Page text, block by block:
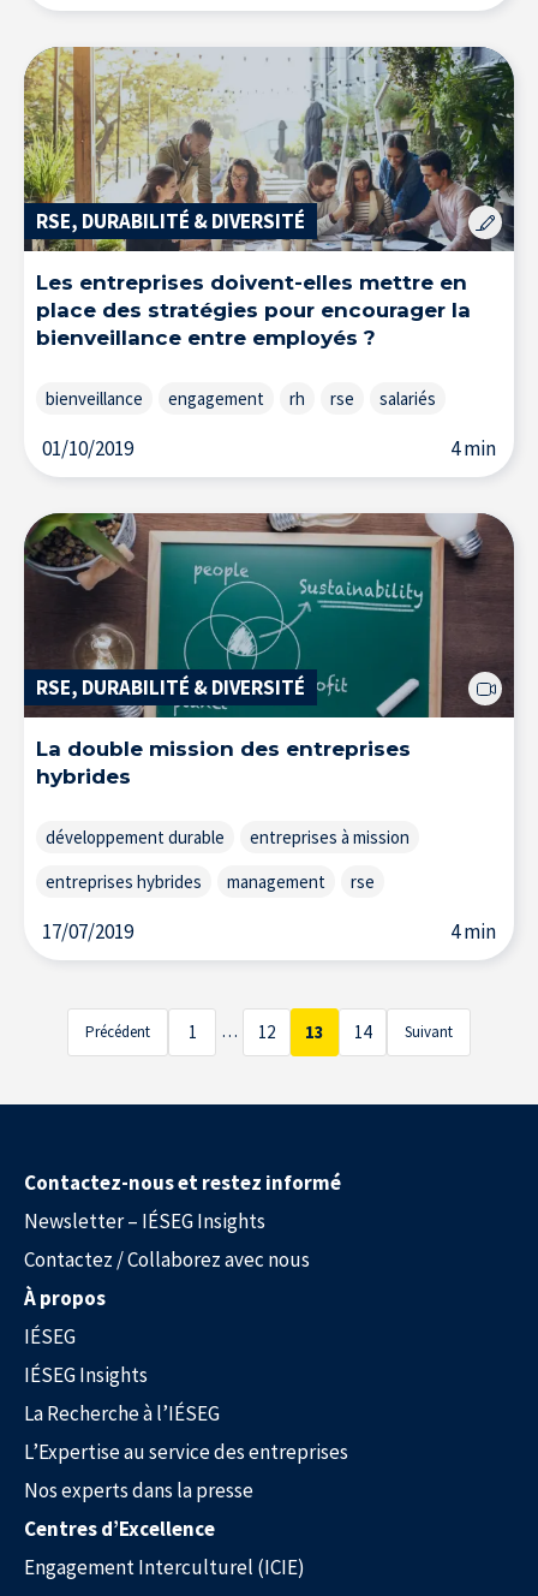
L’Expertise au service des entreprises
RSE, DURABILITÉ & DIVERSITÉ
Les entreprises doivent-elles mettre en
place des stratégies pour encourager la
bienveillance entre employés ?
bienveillance engagement rh rse salariés
01/10/2019 4 min
RSE, DURABILITÉ & DIVERSITÉ
La double mission des entreprises
hybrides
développement durable
entreprises à mission
entreprises hybrides
management rse
17/07/2019 4 min
Précédent 1 … 12 13 14 Suivant
Contactez-nous et restez informé
Newsletter – IÉSEG Insights
Contactez / Collaborez avec nous
À propos
IÉSEG
IÉSEG Insights
La Recherche à l’IÉSEG
L’Expertise au service des entreprises
Nos experts dans la presse
Centres d’Excellence
Engagement Interculturel (ICIE)